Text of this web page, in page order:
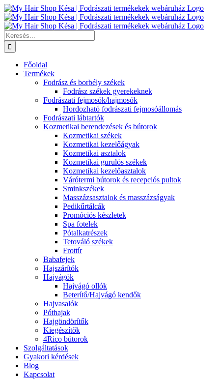
Kihagyás
Keresés...
Főoldal
Termékek
Fodrász és borbély székek
Fodrász székek gyerekeknek
Fodrászati fejmosók/hajmosók
Hordozható fodrászati fejmosóállomás
Fodrászati lábtartók
Kozmetikai berendezések és bútorok
Kozmetikai székek
Kozmetikai kezelőágyak
Kozmetikai asztalok
Kozmetikai gurulós székek
Kozmetikai kezelőasztalok
Várótermi bútorok és recepciós pultok
Sminkszékek
Masszázsasztalok és masszázságyak
Pedikűrtálcák
Promóciós készletek
Spa fotelek
Pótalkatrészek
Tetováló székek
Frottír
Babafejek
Hajszárítók
Hajvágók
Hajvágó ollók
Beterítő/Hajvágó kendők
Hajvasalók
Póthajak
Hajgöndörítők
Kiegészítők
4Rico bútorok
Szolgáltatások
Gyakori kérdések
Blog
Kapcsolat